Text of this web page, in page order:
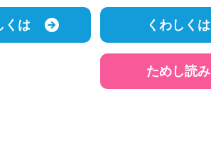
くは くわしくは
ためし読み